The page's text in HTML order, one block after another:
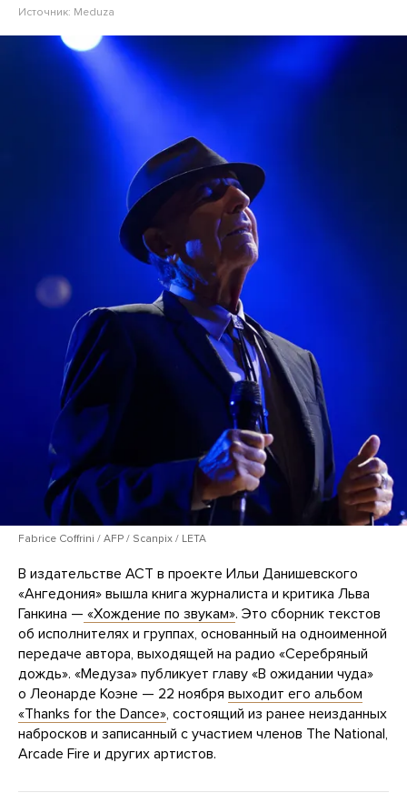
Источник: Meduza
Fabrice Coffrini / AFP / Scanpix / LETA
В издательстве АСТ в проекте Ильи Данишевского
«Ангедония» вышла книга журналиста и критика Льва
Ганкина — «Хождение по звукам». Это сборник текстов
об исполнителях и группах, основанный на одноименной
передаче автора, выходящей на радио «Серебряный
дождь». «Медуза» публикует главу «В ожидании чуда»
о Леонарде Коэне — 22 ноября выходит его альбом
«Thanks for the Dance», состоящий из ранее неизданных
набросков и записанный с участием членов The National,
Arcade Fire и других артистов.